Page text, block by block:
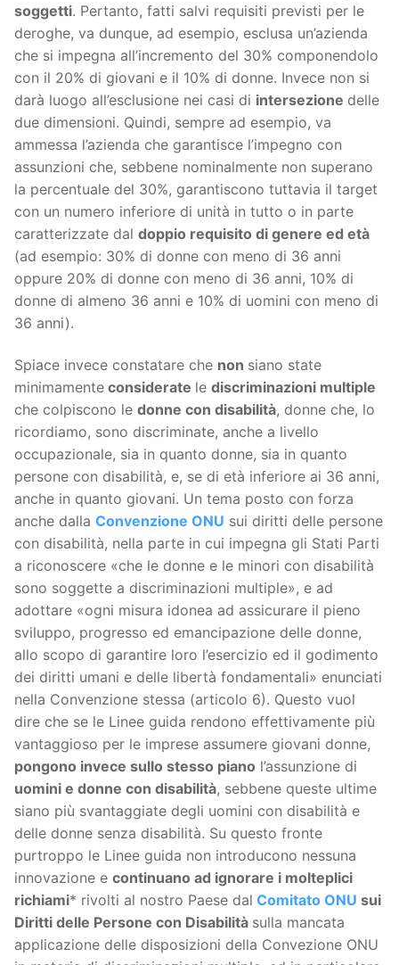
soggetti. Pertanto, fatti salvi requisiti previsti per le
deroghe, va dunque, ad esempio, esclusa un’azienda
che si impegna all’incremento del 30% componendolo
con il 20% di giovani e il 10% di donne. Invece non si
darà luogo all’esclusione nei casi di intersezione delle
due dimensioni. Quindi, sempre ad esempio, va
ammessa l’azienda che garantisce l’impegno con
assunzioni che, sebbene nominalmente non superano
la percentuale del 30%, garantiscono tuttavia il target
con un numero inferiore di unità in tutto o in parte
caratterizzate dal doppio requisito di genere ed età
(ad esempio: 30% di donne con meno di 36 anni
oppure 20% di donne con meno di 36 anni, 10% di
donne di almeno 36 anni e 10% di uomini con meno di
36 anni).
Spiace invece constatare che non siano state
minimamente considerate le discriminazioni multiple
che colpiscono le donne con disabilità, donne che, lo
ricordiamo, sono discriminate, anche a livello
occupazionale, sia in quanto donne, sia in quanto
persone con disabilità, e, se di età inferiore ai 36 anni,
anche in quanto giovani. Un tema posto con forza
anche dalla Convenzione ONU sui diritti delle persone
con disabilità, nella parte in cui impegna gli Stati Parti
a riconoscere «che le donne e le minori con disabilità
sono soggette a discriminazioni multiple», e ad
adottare «ogni misura idonea ad assicurare il pieno
sviluppo, progresso ed emancipazione delle donne,
allo scopo di garantire loro l’esercizio ed il godimento
dei diritti umani e delle libertà fondamentali» enunciati
nella Convenzione stessa (articolo 6). Questo vuol
dire che se le Linee guida rendono effettivamente più
vantaggioso per le imprese assumere giovani donne,
pongono invece sullo stesso piano l’assunzione di
uomini e donne con disabilità, sebbene queste ultime
siano più svantaggiate degli uomini con disabilità e
delle donne senza disabilità. Su questo fronte
purtroppo le Linee guida non introducono nessuna
innovazione e continuano ad ignorare i molteplici
richiami* rivolti al nostro Paese dal Comitato ONU sui
Diritti delle Persone con Disabilità sulla mancata
applicazione delle disposizioni della Convezione ONU